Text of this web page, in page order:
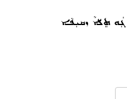
ܬܸܠܵܐ ܙܩܝܼܦܵܐ